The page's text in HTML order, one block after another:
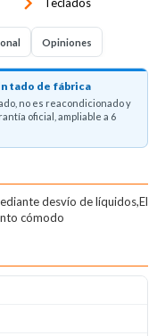
Teclados
Opiniones
de fábrica
no es reacondicionado y
oficial, ampliable a 6
desvío de líquidos,El
cómodo